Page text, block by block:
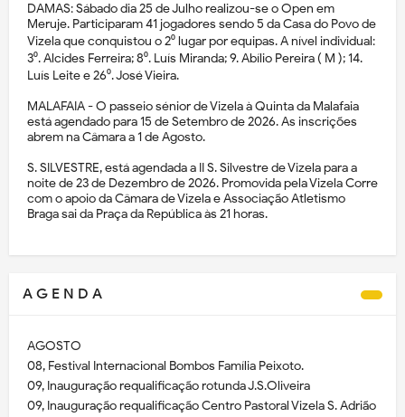
DAMAS: Sábado dia 25 de Julho realizou-se o Open em
Meruje. Participaram 41 jogadores sendo 5 da Casa do Povo de
Vizela que conquistou o 2⁰ lugar por equipas. A nível individual:
3⁰. Alcides Ferreira; 8⁰. Luís Miranda; 9. Abílio Pereira ( M ); 14.
Luís Leite e 26⁰. José Vieira.
MALAFAIA - O passeio sénior de Vizela à Quinta da Malafaia
está agendado para 15 de Setembro de 2026. As inscrições
abrem na Câmara a 1 de Agosto.
S. SILVESTRE, está agendada a II S. Silvestre de Vizela para a
noite de 23 de Dezembro de 2026. Promovida pela Vizela Corre
com o apoio da Câmara de Vizela e Associação Atletismo
Braga sai da Praça da República às 21 horas.
A G E N D A
AGOSTO
08, Festival Internacional Bombos Família Peixoto.
09, Inauguração requalificação rotunda J.S.Oliveira
09, Inauguração requalificação Centro Pastoral Vizela S. Adrião